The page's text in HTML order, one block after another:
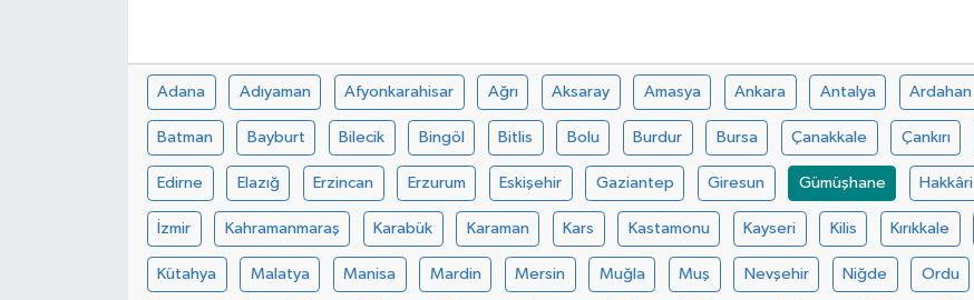
Adana Adıyaman Afyonkarahisar Ağrı Aksaray Amasya Ankara Antalya Ardahan
Batman Bayburt Bilecik Bingöl Bitlis Bolu Burdur Bursa Çanakkale Çankırı
Edirne Elazığ Erzincan Erzurum Eskişehir Gaziantep Giresun Gümüşhane Hakkâri
İzmir Kahramanmaraş Karabük Karaman Kars Kastamonu Kayseri Kilis Kırıkkale
Kütahya Malatya Manisa Mardin Mersin Muğla Muş Nevşehir Niğde Ordu
Sağlık & Yaşam